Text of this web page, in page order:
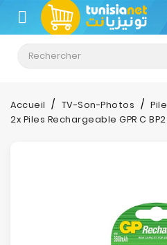
CATÉGORIE
Climatisation
Informatique
Accueil TV-Son-Photos
2x Piles Rechargeable GPR C